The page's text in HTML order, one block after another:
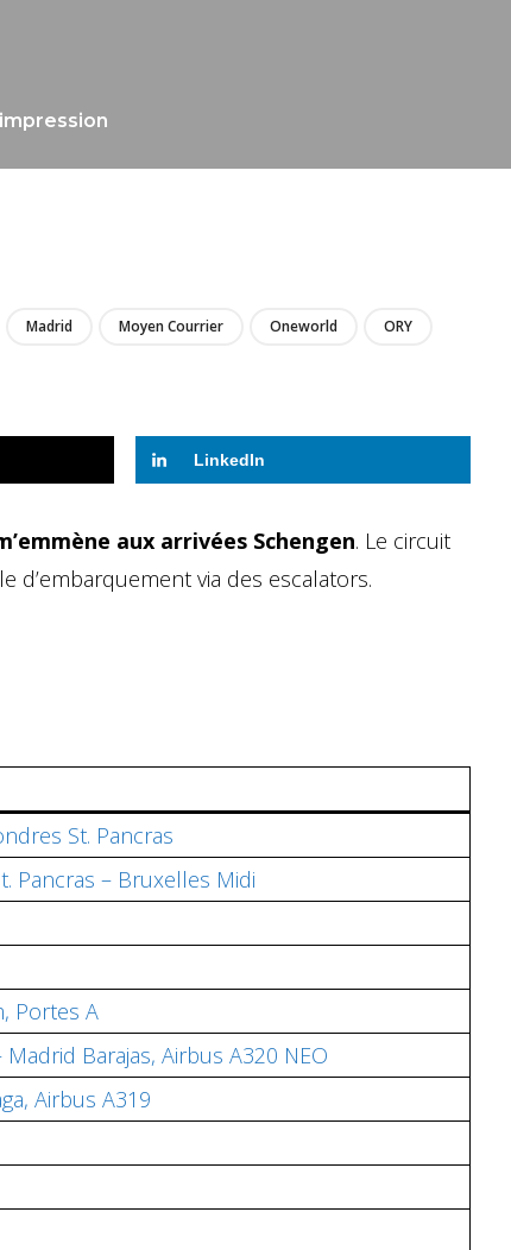
Madrid Moyen Courrier Oneworld
ORY
LinkedIn
aux arrivées Schengen. Le circuit
d’embarquement via des escalators.
St. Pancras
Pancras – Bruxelles Midi
Portes A
Barajas, Airbus A320 NEO
Airbus A319